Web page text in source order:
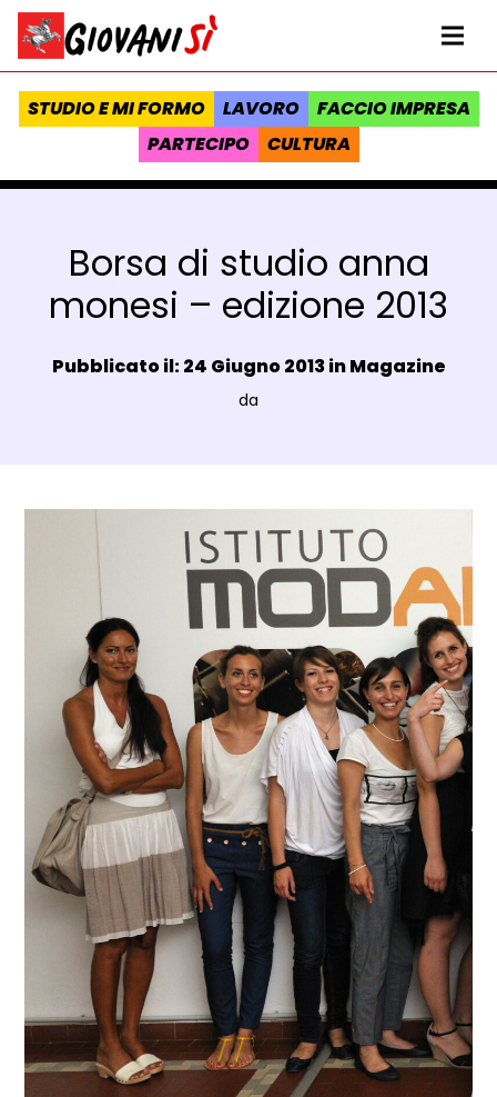
Vai al contenuto
Homepage Giovanisì - Progetto della Regione Toscana
STUDIO E MI FORMO LAVORO
FACCIO IMPRESA
PARTECIPO
CULTURA
Borsa di studio anna
monesi – edizione 2013
Data e ora:
Pubblicato il: 24 Giugno 2013 inMagazine
Luogo:
da
Dettagli Post Magazine